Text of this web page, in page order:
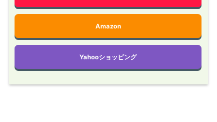
Amazon
Yahooショッピング